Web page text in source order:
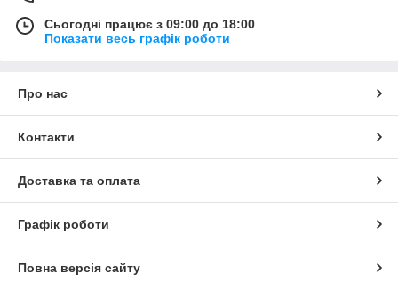
Сьогодні працює з 09:00 до 18:00
Показати весь графік роботи
Про нас
Контакти
Доставка та оплата
Графік роботи
Повна версія сайту